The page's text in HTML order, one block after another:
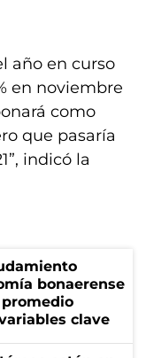
año en curso
en noviembre
como
que pasaría
indicó la
bonaerense
clave